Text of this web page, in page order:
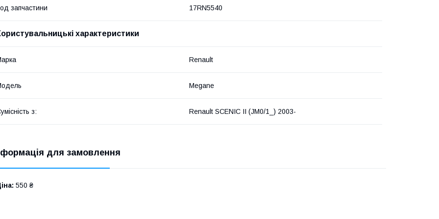
запчастини 17RN5540
характеристики
Renault
Megane
з: Renault SCENIC II (JM0/1_) 2003-
для замовлення
550 ₴